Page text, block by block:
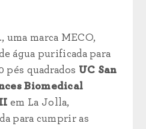
marca MECO,
água purificada para
pés quadrados UC San
Biomedical
em La Jolla,
para cumprir as